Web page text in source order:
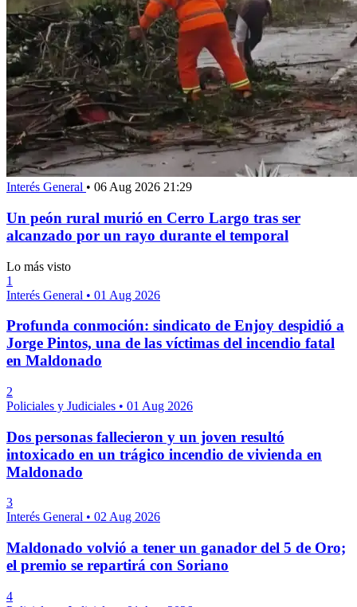
Interés General • 06 Aug 2026 21:29
Un peón rural murió en Cerro Largo tras ser
alcanzado por un rayo durante el temporal
Lo más visto
1
Interés General • 01 Aug 2026
Profunda conmoción: sindicato de Enjoy despidió a
Jorge Pintos, una de las víctimas del incendio fatal
en Maldonado
2
Policiales y Judiciales • 01 Aug 2026
Dos personas fallecieron y un joven resultó
intoxicado en un trágico incendio de vivienda en
Maldonado
3
Interés General • 02 Aug 2026
Maldonado volvió a tener un ganador del 5 de Oro;
el premio se repartirá con Soriano
4